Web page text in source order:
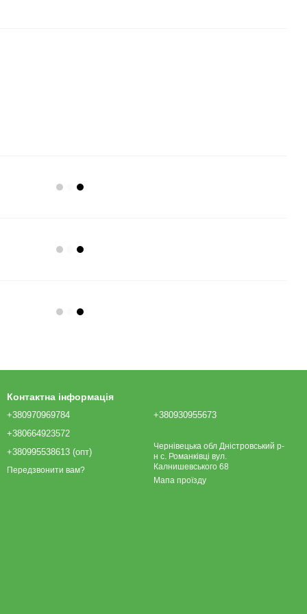
Контактна інформація
+380970969784
+380664923572
+380995538613 (опт)
Передзвонити вам?
+380930955673
Чернівецька обл Дністровський р-
н с. Романківці вул.
Калнишевського 68
Мапа проїзду